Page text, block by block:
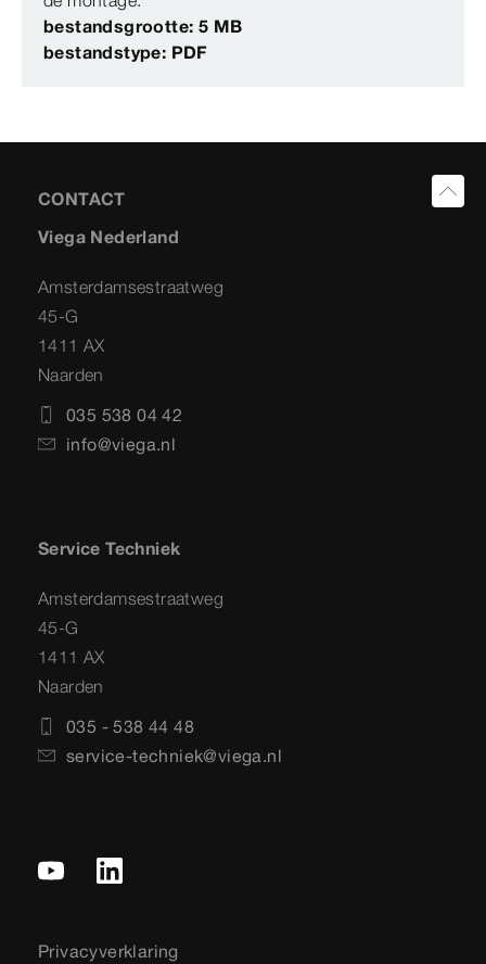
bestandsgrootte: 5 MB
bestandstype: PDF
CONTACT
Viega Nederland
Amsterdamsestraatweg
45-G
1411 AX
Naarden
035 538 04 42
info@viega.nl
Service Techniek
Amsterdamsestraatweg
45-G
1411 AX
Naarden
035 - 538 44 48
service-techniek@viega.nl
Privacyverklaring